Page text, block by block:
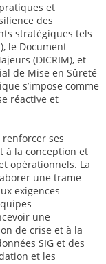
et
des
stratégiques tels
le Document
(DICRIM), et
de Mise en Sûreté
s’impose comme
réactive et
ses
à la conception et
opérationnels. La
une trame
exigences
une
de crise et à la
SIG et des
et les